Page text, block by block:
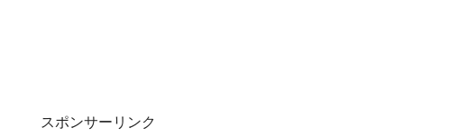
スポンサーリンク